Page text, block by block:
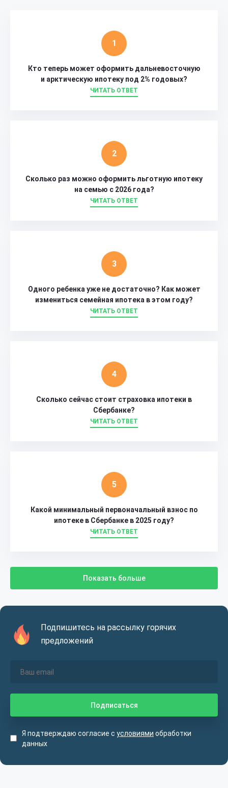
Кто теперь может оформить дальневосточную
и арктическую ипотеку под 2% годовых?
ЧИТАТЬ ОТВЕТ
Сколько раз можно оформить льготную ипотеку
на семью с 2026 года?
ЧИТАТЬ ОТВЕТ
Одного ребенка уже не достаточно? Как может
измениться семейная ипотека в этом году?
ЧИТАТЬ ОТВЕТ
Сколько сейчас стоит страховка ипотеки в
Сбербанке?
ЧИТАТЬ ОТВЕТ
Какой минимальный первоначальный взнос по
ипотеке в Сбербанке в 2025 году?
ЧИТАТЬ ОТВЕТ
Показать больше
Подпишитесь на рассылку горячих
предложений
Я подтверждаю согласие с условиями обработки
данных